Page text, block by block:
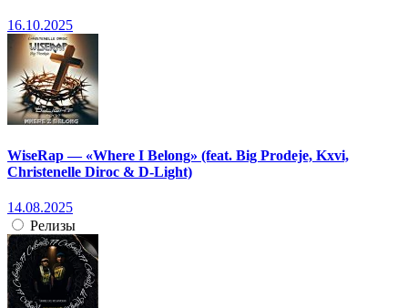
16.10.2025
WiseRap — «Where I Belong» (feat. Big Prodeje, Kxvi,
Christenelle Diroc & D-Light)
14.08.2025
Релизы